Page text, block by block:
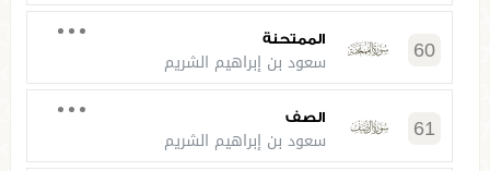
60 الممتحنة
سعود بن إبراهيم الشريم
61 الصف
سعود بن إبراهيم الشريم